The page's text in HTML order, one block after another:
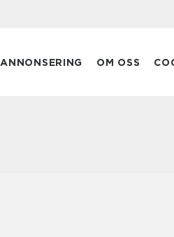
ANNONSERING OM OSS